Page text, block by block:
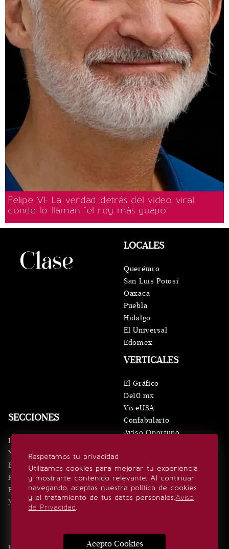
Felipe VI: La verdad detrás del video viral
donde lo llaman "el rey más guapo"
Respetamos tu privacidad
Utilizamos cookies para mejorar tu experiencia
y mostrarte contenido relevante. Al continuar
navegando, aceptas nuestra política de cookies
y el tratamiento de tus datos personales.Aviso
de Privacidad.
Acepto Cookies
SECCIONES
Inicio
Noticias
Eventos
Realeza
Estilo de vida
Minuto x Minuto
VERTICALES
El Gráfico
De10.mx
ViveUSA
Confabulario
Aviso Oportuno
LOCALES
Querétaro
San Luis Potosí
Oaxaca
Puebla
Hidalgo
El Universal
Edomex
SÍGUENOS